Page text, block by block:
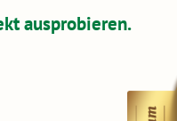
ausprobieren.